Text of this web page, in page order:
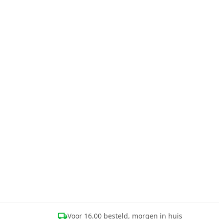
Voor 16.00 besteld, morgen in huis